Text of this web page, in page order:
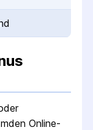
Online-